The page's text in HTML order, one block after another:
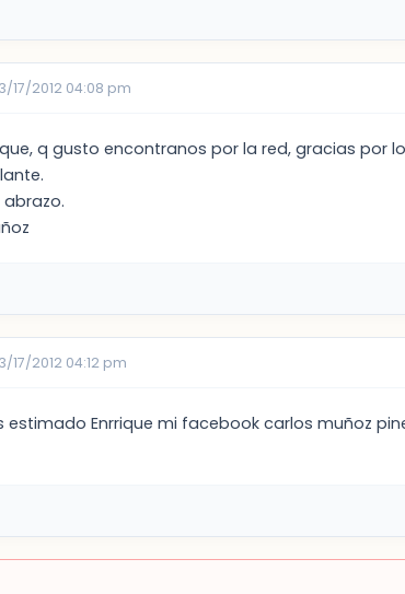
17/2012 04:08 pm
q gusto encontranos por la red, gracias
abrazo.
17/2012 04:12 pm
estimado Enrrique mi facebook carlos muñoz